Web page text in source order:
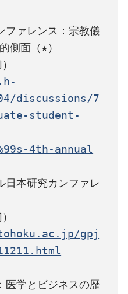
ファレンス：宗教儀
側面（★）
discussions/7
student-
4th-annual
日本研究カンファレ
gpj
医学とビジネスの歴